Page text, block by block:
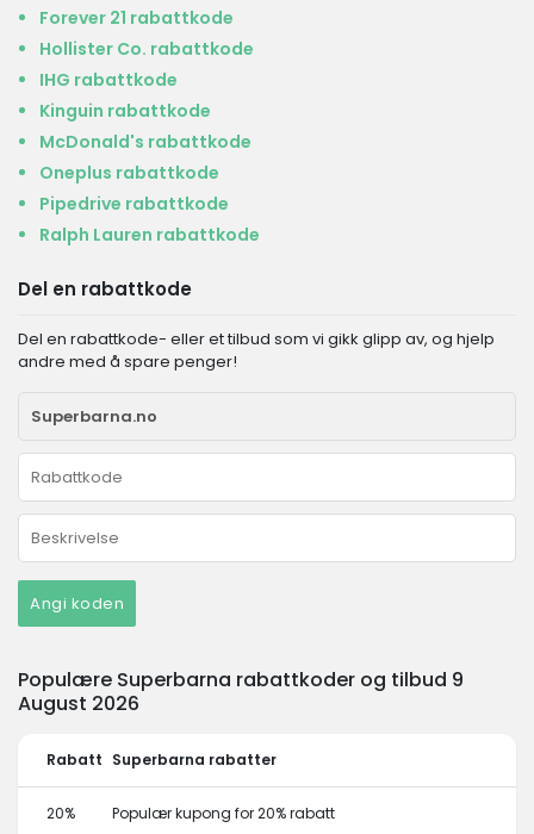
Forever 21 rabattkode
Hollister Co. rabattkode
IHG rabattkode
Kinguin rabattkode
McDonald's rabattkode
Oneplus rabattkode
Pipedrive rabattkode
Ralph Lauren rabattkode
Del en rabattkode
Del en rabattkode- eller et tilbud som vi gikk glipp av, og hjelp
andre med å spare penger!
Angi koden
Populære Superbarna rabattkoder og tilbud 9
August 2026
Rabatt Superbarna rabatter
20% Populær kupong for 20% rabatt